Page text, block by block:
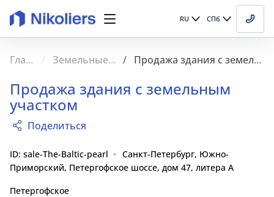
RU СПб
Главная Земельные участки Продажа здания с земельным участком
Продажа здания с земельным
участком
Поделиться
ID: sale-The-Baltic-pearl
Санкт-Петербург, Южно-
Приморский, Петергофское шоссе, дом 47, литера А
Петергофское